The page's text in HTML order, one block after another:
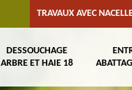
TRAVAUX AVEC
DESSOUCHAGE
ARBRE ET HAIE 18